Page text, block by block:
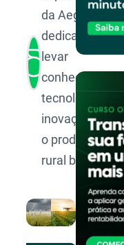
da Aegro,
dedicada a
levar
conhecimento,
tecnologia e
inovação para
o produtor
rural brasileiro.